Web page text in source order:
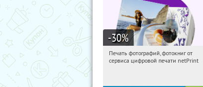
-30%
10:40:57 Получили:
Печать фотографий, фотокниг от
сервиса цифровой печати netPrint